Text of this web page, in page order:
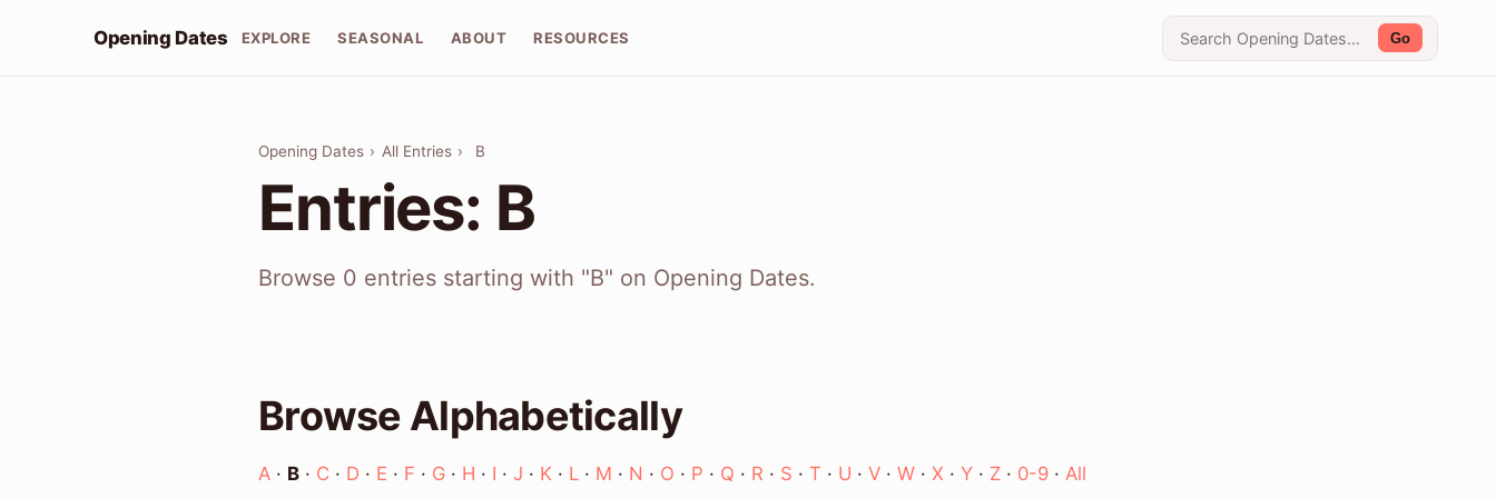
Opening Dates EXPLORE SEASONAL ABOUT RESOURCES Go
Opening Dates › All Entries › B
Entries: B
Browse 0 entries starting with "B" on Opening Dates.
Browse Alphabetically
A · B · C · D · E · F · G · H · I · J · K · L · M · N · O · P · Q · R · S · T · U · V · W · X · Y · Z · 0-9 · All